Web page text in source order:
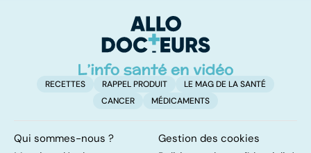
notre santé
RECETTES RAPPEL PRODUIT
LE MAG DE LA SANTÉ
CANCER
MÉDICAMENTS
Qui sommes-nous ?
Gestion des cookies